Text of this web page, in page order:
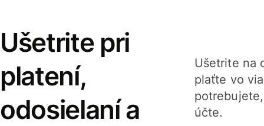
Ušetrite pri
platení,
odosielaní a
Ušetrite na
plaťte vo
účte.